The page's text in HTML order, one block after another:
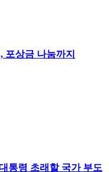
포상금 나눔까지
통령 초래할 국가 부도